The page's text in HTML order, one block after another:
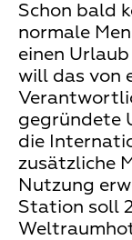
Schon bald
normale
einen
will das von
gegründete
die
zusätzliche
Nutzung
Station soll